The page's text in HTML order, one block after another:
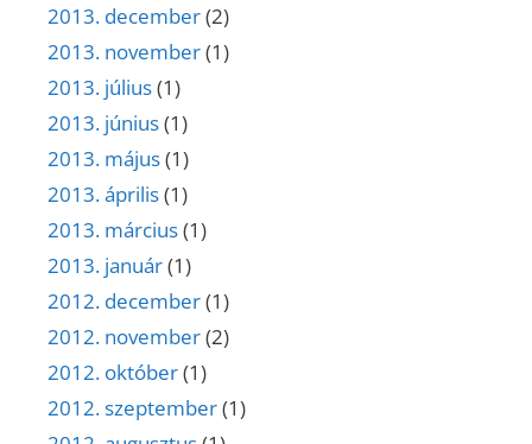
2013. december(2)
2013. november(1)
2013. július(1)
2013. június(1)
2013. május(1)
2013. április(1)
2013. március(1)
2013. január(1)
2012. december(1)
2012. november(2)
2012. október(1)
2012. szeptember(1)